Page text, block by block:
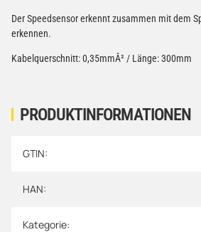
PRODUKTINFORMATIONEN
Produkteigenschaft
Wert
GTIN:
HAN:
Kategorie:
Der Speedsensor erkennt zusammen mit dem
erkennen.
Kabelquerschnitt: 0,35mmÂ² / Länge: 300mm